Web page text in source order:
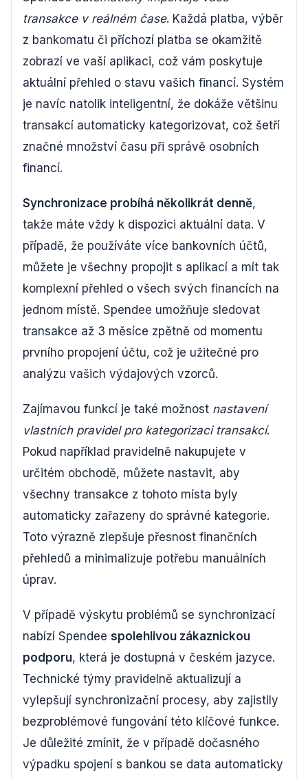
transakce v reálném čase. Každá platba, výběr
z bankomatu či příchozí platba se okamžitě
zobrazí ve vaší aplikaci, což vám poskytuje
aktuální přehled o stavu vašich financí. Systém
je navíc natolik inteligentní, že dokáže většinu
transakcí automaticky kategorizovat, což šetří
značné množství času při správě osobních
financí.
Synchronizace probíhá několikrát denně,
takže máte vždy k dispozici aktuální data. V
případě, že používáte více bankovních účtů,
můžete je všechny propojit s aplikací a mít tak
komplexní přehled o všech svých financích na
jednom místě. Spendee umožňuje sledovat
transakce až 3 měsíce zpětně od momentu
prvního propojení účtu, což je užitečné pro
analýzu vašich výdajových vzorců.
Zajímavou funkcí je také možnost nastavení
vlastních pravidel pro kategorizaci transakcí.
Pokud například pravidelně nakupujete v
určitém obchodě, můžete nastavit, aby
všechny transakce z tohoto místa byly
automaticky zařazeny do správné kategorie.
Toto výrazně zlepšuje přesnost finančních
přehledů a minimalizuje potřebu manuálních
úprav.
V případě výskytu problémů se synchronizací
nabízí Spendee spolehlivou zákaznickou
podporu, která je dostupná v českém jazyce.
Technické týmy pravidelně aktualizují a
vylepšují synchronizační procesy, aby zajistily
bezproblémové fungování této klíčové funkce.
Je důležité zmínit, že v případě dočasného
výpadku spojení s bankou se data automaticky